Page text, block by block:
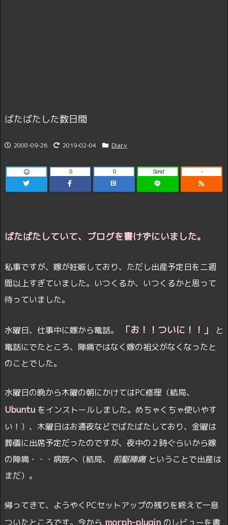
ばたばたした数日間
2008-09-26 2019-02-04 Diary
0
B!
0 Send -
ばたばたしていて、ブログを書けずにいました。
私事ですが、嫁が妊娠しており、ただし出産予定日を二週
間以上すぎていました。いつくるか、いつくるかと思って
待っていました。
水曜日、仕事中に嫁から電話。 「お！！ついに！！」
と
電話にでたところ、陣痛ではなく嫁の祖父がなくなったと
のことでした。
水曜日の晩から木曜の朝にかけてはPC修理（結局、
Ubuntu をインストールしました。めちゃくちゃ使いやす
い！）、木曜日はお通夜などでばたばたしており、金曜は
葬儀に出席予定だったのですが、夜中の２時ぐらいから嫁
の陣痛・・・病院へ（結局、 前駆陣痛ということで出産は
まだ）。
帰ってきて、ようやくPCセットアップの残りを終えて一息
ついたところです。今から morph-plugin のレビューを書